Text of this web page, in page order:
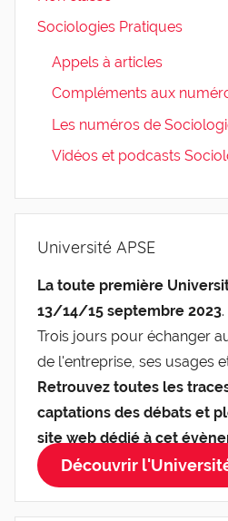
Sociologies Pratiques
Appels à articles
Compléments aux
Les numéros de
Vidéos et podcasts
Université APSE
La toute première
13/14/15 septembre 2023.
Trois jours pour échanger
de l'entreprise, ses usages
Retrouvez toutes les
captations des débats et
site web dédié à cet
Découvrir